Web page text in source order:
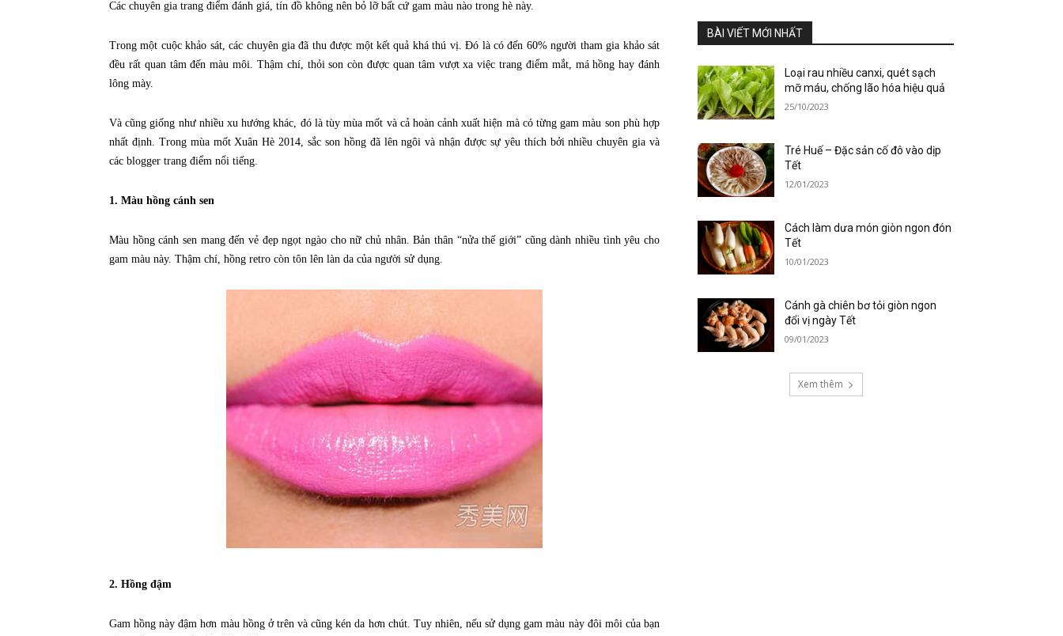
Các chuyên gia trang điểm đánh giá, tín đồ không nên bỏ lỡ bất cứ gam màu nào trong hè này.
Trong một cuộc khảo sát, các chuyên gia đã thu được một kết quả khá thú vị. Đó là có đến 60% người tham gia khảo sát
đều rất quan tâm đến màu môi. Thậm chí, thỏi son còn được quan tâm vượt xa việc trang điểm mắt, má hồng hay đánh
lông mày.
Và cũng giống như nhiều xu hướng khác, đó là tùy mùa mốt và cả hoàn cảnh xuất hiện mà có từng gam màu son phù hợp
nhất định. Trong mùa mốt Xuân Hè 2014, sắc son hồng đã lên ngôi và nhận được sự yêu thích bởi nhiều chuyên gia và
các blogger trang điểm nổi tiếng.
1. Màu hồng cánh sen
Màu hồng cánh sen mang đến vẻ đẹp ngọt ngào cho nữ chủ nhân. Bản thân “nửa thế giới” cũng dành nhiều tình yêu cho
gam màu này. Thậm chí, hồng retro còn tôn lên làn da của người sử dụng.
2. Hồng đậm
Gam hồng này đậm hơn màu hồng ở trên và cũng kén da hơn chút. Tuy nhiên, nếu sử dụng gam màu này đôi môi của bạn
BÀI VIẾT MỚI NHẤT
Loại rau nhiều canxi, quét sạch
mỡ máu, chống lão hóa hiệu quả
25/10/2023
Tré Huế – Đặc sản cố đô vào dịp
Tết
12/01/2023
Cách làm dưa món giòn ngon đón
Tết
10/01/2023
Cánh gà chiên bơ tỏi giòn ngon
đổi vị ngày Tết
09/01/2023
Xem thêm